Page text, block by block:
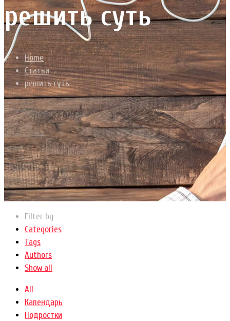
решить суть
Home
Статьи
решить суть
Filter by
Categories
Tags
Authors
Show all
All
Календарь
Подростки